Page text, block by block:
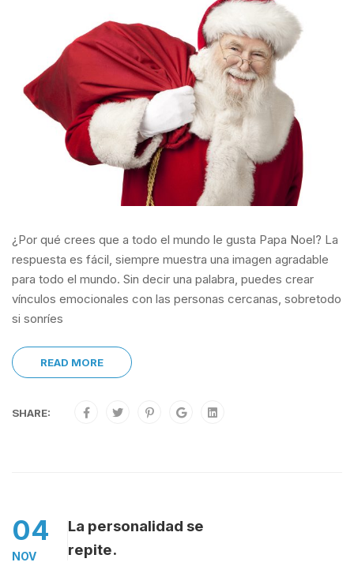
¿Por qué crees que a todo el mundo le gusta Papa Noel? La
respuesta es fácil, siempre muestra una imagen agradable
para todo el mundo. Sin decir una palabra, puedes crear
vínculos emocionales con las personas cercanas, sobretodo
si sonríes
READ MORE
SHARE:
04
NOV
La personalidad se
repite.